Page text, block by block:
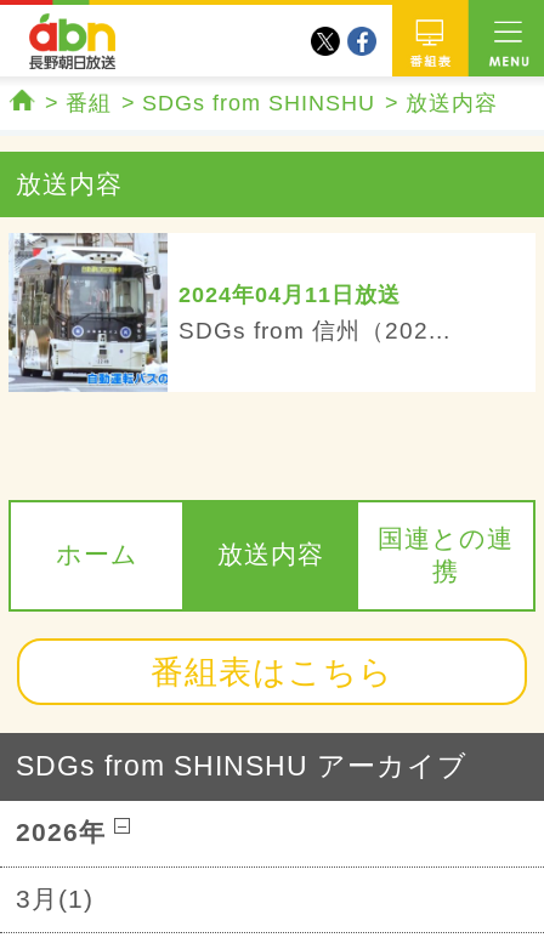
番組
twitterfacebook
番組 SDGs from SHINSHU 放送内容
放送内容
2024年04月11日放送
SDGs from 信州（202...
ホーム 放送内容
国連との連
携
番組表はこちら
SDGs from SHINSHU アーカイブ
2026年
3月(1)